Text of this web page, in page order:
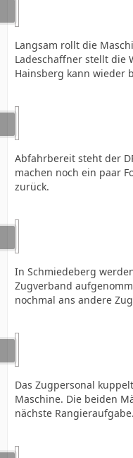
Langsam rollt die
Ladeschaffner stellt die
Hainsberg kann wieder
Abfahrbereit steht der
machen noch ein paar
zurück.
In Schmiedeberg
Zugverband
nochmal ans andere
Das Zugpersonal
Maschine. Die beiden
nächste Rangieraufgabe.